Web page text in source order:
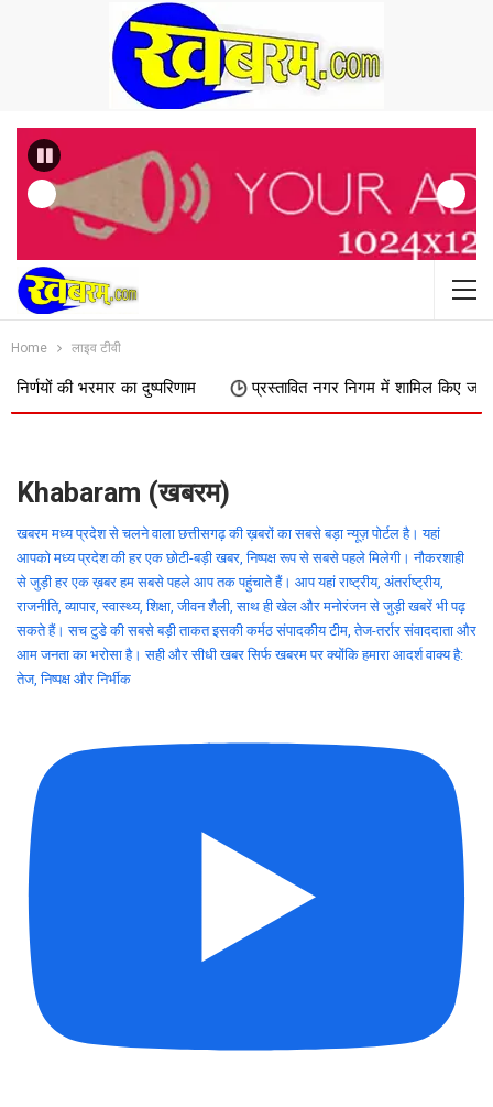
Previous
Home लाइव टीवी
का दुष्परिणाम प्रस्तावित नगर निगम में शामिल किए जाने का फिर
Khabaram (खबरम)
खबरम मध्य प्रदेश से चलने वाला छत्तीसगढ़ की ख़बरों का सबसे बड़ा न्यूज़ पोर्टल है। यहां
आपको मध्य प्रदेश की हर एक छोटी-बड़ी खबर, निष्पक्ष रूप से सबसे पहले मिलेगी। नौकरशाही
से जुड़ी हर एक ख़बर हम सबसे पहले आप तक पहुंचाते हैं। आप यहां राष्ट्रीय, अंतर्राष्ट्रीय,
राजनीति, व्यापार, स्वास्थ्य, शिक्षा, जीवन शैली, साथ ही खेल और मनोरंजन से जुड़ी खबरें भी पढ़
सकते हैं। सच टुडे की सबसे बड़ी ताकत इसकी कर्मठ संपादकीय टीम, तेज-तर्रार संवाददाता और
आम जनता का भरोसा है। सही और सीधी खबर सिर्फ खबरम पर क्योंकि हमारा आदर्श वाक्य है:
तेज, निष्पक्ष और निर्भीक